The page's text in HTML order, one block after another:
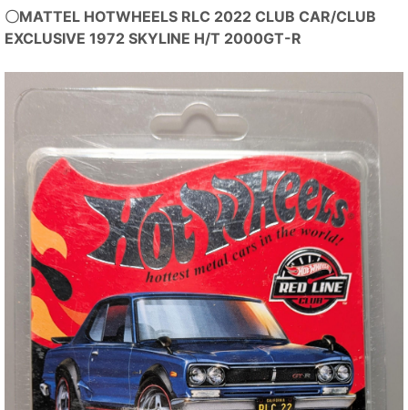
〇MATTEL HOTWHEELS RLC 2022 CLUB CAR/CLUB
EXCLUSIVE 1972 SKYLINE H/T 2000GT-R